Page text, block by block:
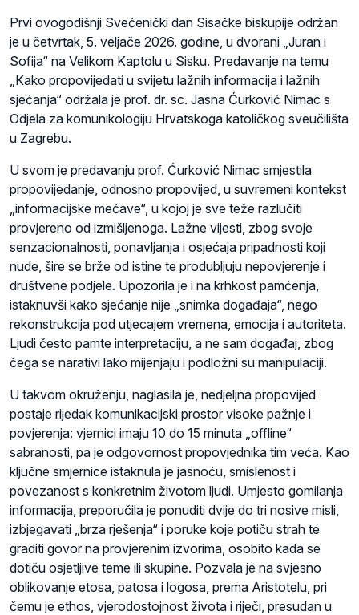
Prvi ovogodišnji Svećenički dan Sisačke biskupije održan
je u četvrtak, 5. veljače 2026. godine, u dvorani „Juran i
Sofija“ na Velikom Kaptolu u Sisku. Predavanje na temu
„Kako propovijedati u svijetu lažnih informacija i lažnih
sjećanja“ održala je prof. dr. sc. Jasna Ćurković Nimac s
Odjela za komunikologiju Hrvatskoga katoličkog sveučilišta
u Zagrebu.
U svom je predavanju prof. Ćurković Nimac smjestila
propovijedanje, odnosno propovijed, u suvremeni kontekst
„informacijske mećave“, u kojoj je sve teže razlučiti
provjereno od izmišljenoga. Lažne vijesti, zbog svoje
senzacionalnosti, ponavljanja i osjećaja pripadnosti koji
nude, šire se brže od istine te produbljuju nepovjerenje i
društvene podjele. Upozorila je i na krhkost pamćenja,
istaknuvši kako sjećanje nije „snimka događaja“, nego
rekonstrukcija pod utjecajem vremena, emocija i autoriteta.
Ljudi često pamte interpretaciju, a ne sam događaj, zbog
čega se narativi lako mijenjaju i podložni su manipulaciji.
U takvom okruženju, naglasila je, nedjeljna propovijed
postaje rijedak komunikacijski prostor visoke pažnje i
povjerenja: vjernici imaju 10 do 15 minuta „offline“
sabranosti, pa je odgovornost propovjednika tim veća. Kao
ključne smjernice istaknula je jasnoću, smislenost i
povezanost s konkretnim životom ljudi. Umjesto gomilanja
informacija, preporučila je ponuditi dvije do tri nosive misli,
izbjegavati „brza rješenja“ i poruke koje potiču strah te
graditi govor na provjerenim izvorima, osobito kada se
dotiču osjetljive teme ili skupine. Pozvala je na svjesno
oblikovanje etosa, patosa i logosa, prema Aristotelu, pri
čemu je ethos, vjerodostojnost života i riječi, presudan u